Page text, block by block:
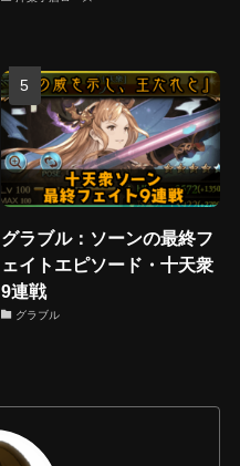
グラブル：ソーンの最終フ
ェイトエピソード・十天衆
9連戦
グラブル